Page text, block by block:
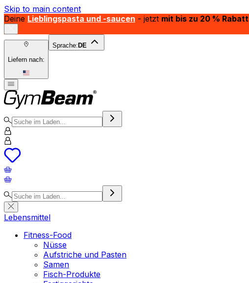
Skip to main content
Deine Lieblingspasta und -saucen - jetzt mit bis zu 20 % Rabatt
Liefern nach:
Sprache: DE
Lebensmittel
Fitness-Food
Nüsse
Aufstriche und Pasten
Samen
Fisch-Produkte